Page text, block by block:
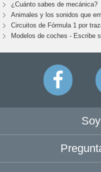
¿Cuánto sabes de mecánica?
Animales y los sonidos que
Circuitos de Fórmula 1 por
Modelos de coches - Escribe